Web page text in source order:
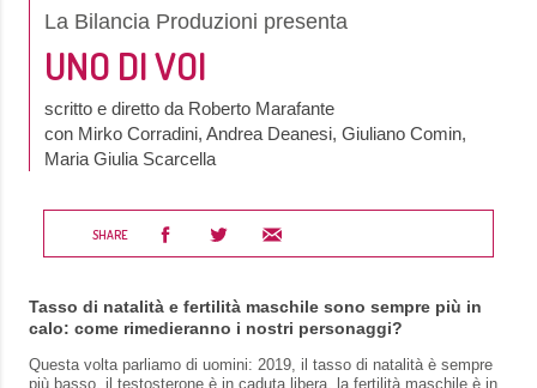
La Bilancia Produzioni presenta
UNO DI VOI
scritto e diretto da Roberto Marafante
con Mirko Corradini, Andrea Deanesi, Giuliano Comin,
Maria Giulia Scarcella
SHARE
Tasso di natalità e fertilità maschile sono sempre più in
calo: come rimedieranno i nostri personaggi?
Questa volta parliamo di uomini: 2019, il tasso di natalità è sempre
più basso, il testosterone è in caduta libera, la fertilità maschile è in